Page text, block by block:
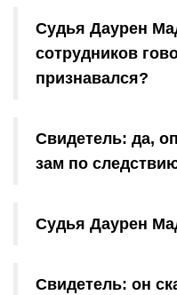
Судья Даурен
сотрудников
признавался?
Свидетель: да,
зам по
Судья Даурен
Свидетель: он